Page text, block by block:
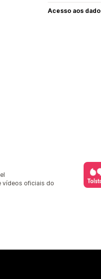
Acesso aos
vídeos oficiais do